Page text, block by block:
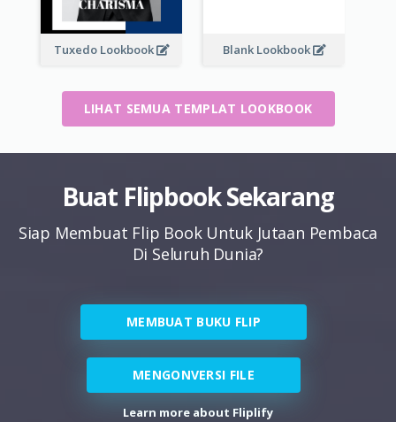
Tuxedo Lookbook Blank Lookbook
LIHAT SEMUA TEMPLAT LOOKBOOK
Buat Flipbook Sekarang
Siap Membuat Flip Book Untuk Jutaan Pembaca
Di Seluruh Dunia?
MEMBUAT BUKU FLIP
MENGONVERSI FILE
Learn more about Fliplify